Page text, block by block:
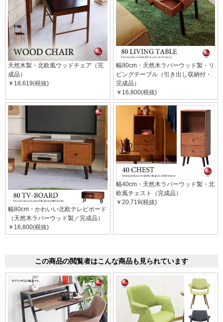
天然木製・北欧風ウッドチェア（完
成品）
￥18,619(税抜)
幅80cm・天然木ラバーウッド製・リ
ビングテーブル（引き出し収納付・
完成品）
￥16,800(税抜)
幅80cm・かわいい北欧テレビボード
（天然木ラバーウッド製／完成品）
￥16,800(税抜)
幅40cm・天然木ラバーウッド製・北
欧風チェスト（完成品）
￥20,719(税抜)
この商品の閲覧者はこんな商品も見られています